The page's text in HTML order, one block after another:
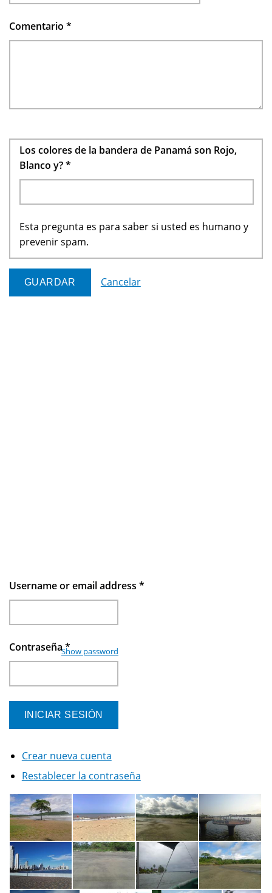
Comentario *
Los colores de la bandera de Panamá son Rojo,
Blanco y?*
Esta pregunta es para saber si usted es humano y
prevenir spam.
Cancelar
Username or email address *
Contraseña*
Show password
Crear nueva cuenta
Restablecer la contraseña